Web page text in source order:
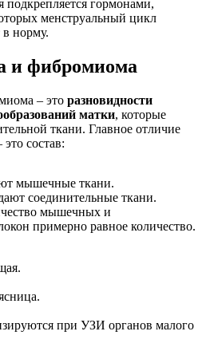
подкрепляется гормонами,
менструальный цикл
норму.
и фибромиома
– это разновидности
матки, которые
ткани. Главное отличие
состав:
мышечные ткани.
соединительные ткани.
мышечных и
примерно равное количество.
при УЗИ органов малого